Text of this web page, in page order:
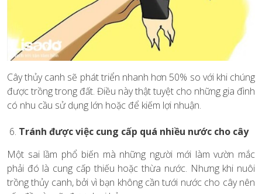
Cây thủy canh sẽ phát triển nhanh hơn 50% so với khi chúng
được trồng trong đất. Điều này thật tuyệt cho những gia đình
có nhu cầu sử dụng lớn hoặc để kiếm lợi nhuận.
Tránh được việc cung cấp quá nhiều nước cho cây
Một sai lầm phổ biến mà những người mới làm vườn mắc
phải đó là cung cấp thiếu hoặc thừa nước. Nhưng khi nuôi
trồng thủy canh, bởi vì bạn không cần tưới nước cho cây nên